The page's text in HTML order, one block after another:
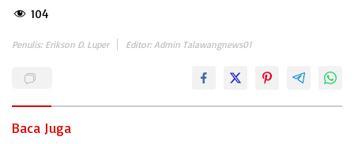
104
Penulis: Erikson D. Luper Editor: Admin Talawangnews01
Baca Juga